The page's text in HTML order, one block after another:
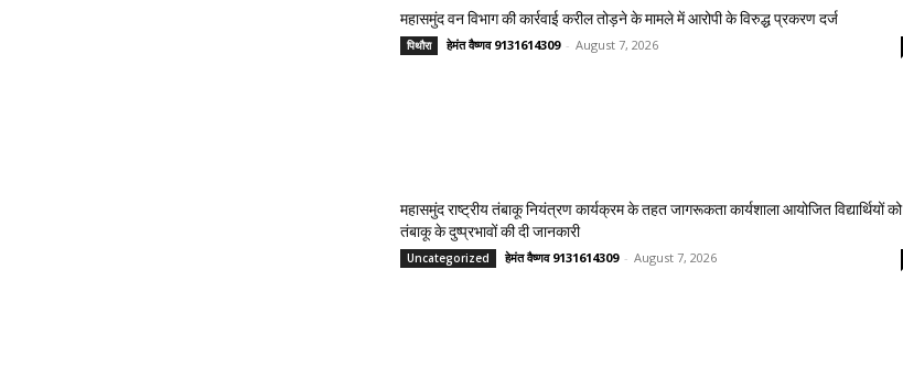
महासमुंद वन विभाग की कार्रवाई करील तोड़ने के मामले में आरोपी के विरुद्ध प्रकरण दर्ज
पिथौरा हेमंत वैष्णव 9131614309 - August 7, 2026
महासमुंद राष्ट्रीय तंबाकू नियंत्रण कार्यक्रम के तहत जागरूकता कार्यशाला आयोजित विद्यार्थियों को
तंबाकू के दुष्प्रभावों की दी जानकारी
Uncategorized हेमंत वैष्णव 9131614309 - August 7, 2026